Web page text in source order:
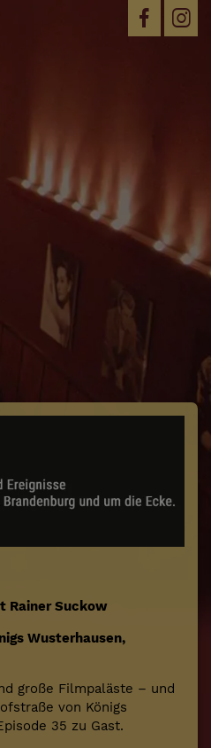
Rainer Suckow
Wusterhausen,
große Filmpaläste – und
von Königs
35 zu Gast.